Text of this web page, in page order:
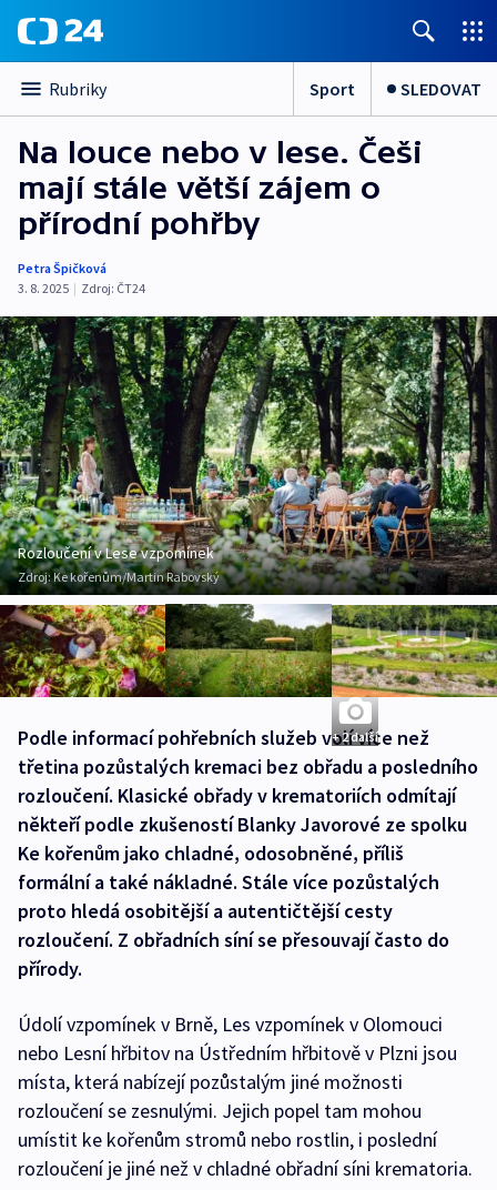
Rubriky Sport SLEDOVAT
Na louce nebo v lese. Češi
mají stále větší zájem o
přírodní pohřby
Petra Špičková
3. 8. 2025 | Zdroj: ČT24
Rozloučení v Lese vzpomínek
Zdroj:Ke kořenům/Martin Rabovský
+ 2 další
Podle informací pohřebních služeb volí více než
třetina pozůstalých kremaci bez obřadu a posledního
rozloučení. Klasické obřady v krematoriích odmítají
někteří podle zkušeností Blanky Javorové ze spolku
Ke kořenům jako chladné, odosobněné, příliš
formální a také nákladné. Stále více pozůstalých
proto hledá osobitější a autentičtější cesty
rozloučení. Z obřadních síní se přesouvají často do
přírody.
Údolí vzpomínek v Brně, Les vzpomínek v Olomouci
nebo Lesní hřbitov na Ústředním hřbitově v Plzni jsou
místa, která nabízejí pozůstalým jiné možnosti
rozloučení se zesnulými. Jejich popel tam mohou
umístit ke kořenům stromů nebo rostlin, i poslední
rozloučení je jiné než v chladné obřadní síni krematoria.